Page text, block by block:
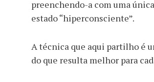
preenchendo-a com uma
estado “hiperconsciente”.
A técnica que aqui partilho é
do que resulta melhor para